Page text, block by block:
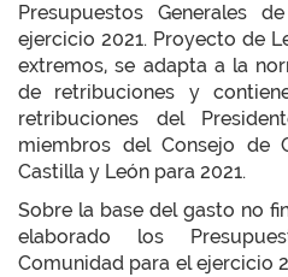
Presupuestos Generales
ejercicio 2021. Proyecto de
extremos, se adapta a la
de retribuciones y
retribuciones del
miembros del Consejo de
Castilla y León para 2021.
Sobre la base del gasto no
elaborado los
Comunidad para el ejercicio